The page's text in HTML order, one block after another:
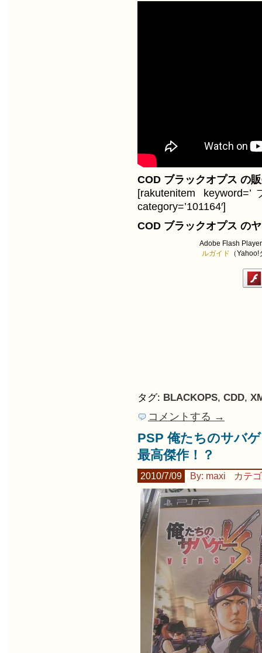
COD ブラックオプス の
[rakutenitem
category=’101164′]
COD ブラックオプス の
Adobe Flash
ルガイド （
タグ: BLACKOPS, CDD,
コメントする →
PSP 俺たちのサバ
最高傑作！？
2010/7/09 By: maxi カテ